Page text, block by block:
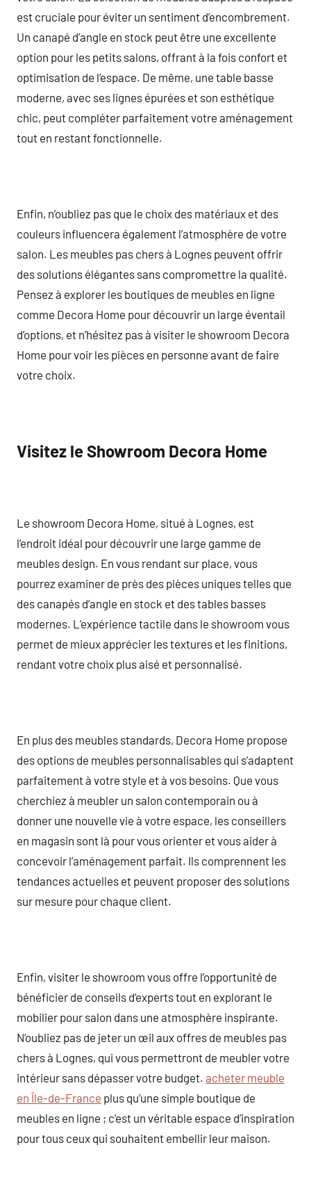
est cruciale pour éviter un sentiment d’encombrement.
Un canapé d’angle en stock peut être une excellente
option pour les petits salons, offrant à la fois confort et
optimisation de l’espace. De même, une table basse
moderne, avec ses lignes épurées et son esthétique
chic, peut compléter parfaitement votre aménagement
tout en restant fonctionnelle.
Enfin, n’oubliez pas que le choix des matériaux et des
couleurs influencera également l’atmosphère de votre
salon. Les meubles pas chers à Lognes peuvent offrir
des solutions élégantes sans compromettre la qualité.
Pensez à explorer les boutiques de meubles en ligne
comme Decora Home pour découvrir un large éventail
d’options, et n’hésitez pas à visiter le showroom Decora
Home pour voir les pièces en personne avant de faire
votre choix.
Visitez le Showroom Decora Home
Le showroom Decora Home, situé à Lognes, est
l’endroit idéal pour découvrir une large gamme de
meubles design. En vous rendant sur place, vous
pourrez examiner de près des pièces uniques telles que
des canapés d’angle en stock et des tables basses
modernes. L’expérience tactile dans le showroom vous
permet de mieux apprécier les textures et les finitions,
rendant votre choix plus aisé et personnalisé.
En plus des meubles standards, Decora Home propose
des options de meubles personnalisables qui s’adaptent
parfaitement à votre style et à vos besoins. Que vous
cherchiez à meubler un salon contemporain ou à
donner une nouvelle vie à votre espace, les conseillers
en magasin sont là pour vous orienter et vous aider à
concevoir l’aménagement parfait. Ils comprennent les
tendances actuelles et peuvent proposer des solutions
sur mesure pour chaque client.
Enfin, visiter le showroom vous offre l’opportunité de
bénéficier de conseils d’experts tout en explorant le
mobilier pour salon dans une atmosphère inspirante.
N’oubliez pas de jeter un œil aux offres de meubles pas
chers à Lognes, qui vous permettront de meubler votre
intérieur sans dépasser votre budget. acheter meuble
en Île-de-France plus qu’une simple boutique de
meubles en ligne ; c’est un véritable espace d’inspiration
pour tous ceux qui souhaitent embellir leur maison.